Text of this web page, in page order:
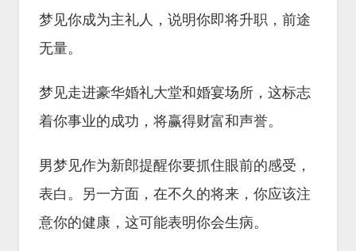
梦见你成为主礼人，说明你即将升职，前途
无量。
梦见走进豪华婚礼大堂和婚宴场所，这标志
着你事业的成功，将赢得财富和声誉。
男梦见作为新郎提醒你要抓住眼前的感受，
表白。另一方面，在不久的将来，你应该注
意你的健康，这可能表明你会生病。